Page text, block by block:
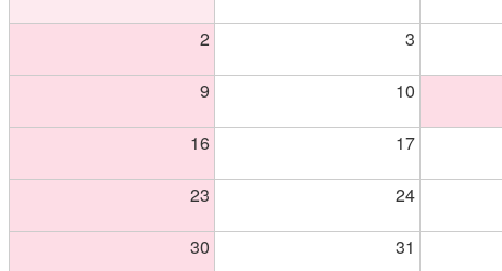
2 3
9 10
16 17
23 24
30 31